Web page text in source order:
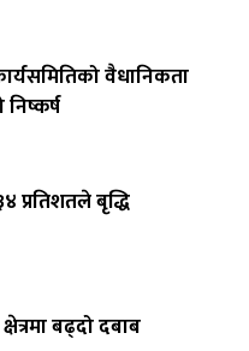
वैधानिकता
प्रतिशतले बृद्धि
बढ्दो दबाब